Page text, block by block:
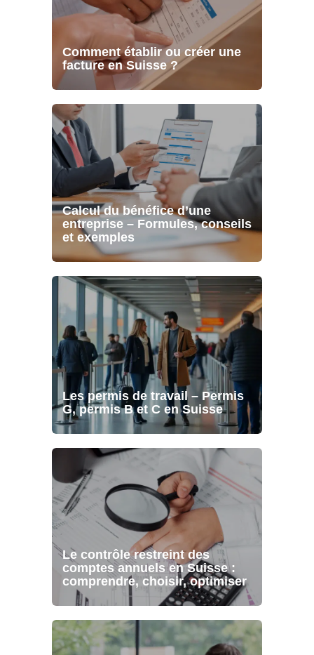
Comment établir ou créer une
facture en Suisse ?
Calcul du bénéfice d’une
entreprise – Formules, conseils
et exemples
Les permis de travail – Permis
G, permis B et C en Suisse
Le contrôle restreint des
comptes annuels en Suisse :
comprendre, choisir, optimiser